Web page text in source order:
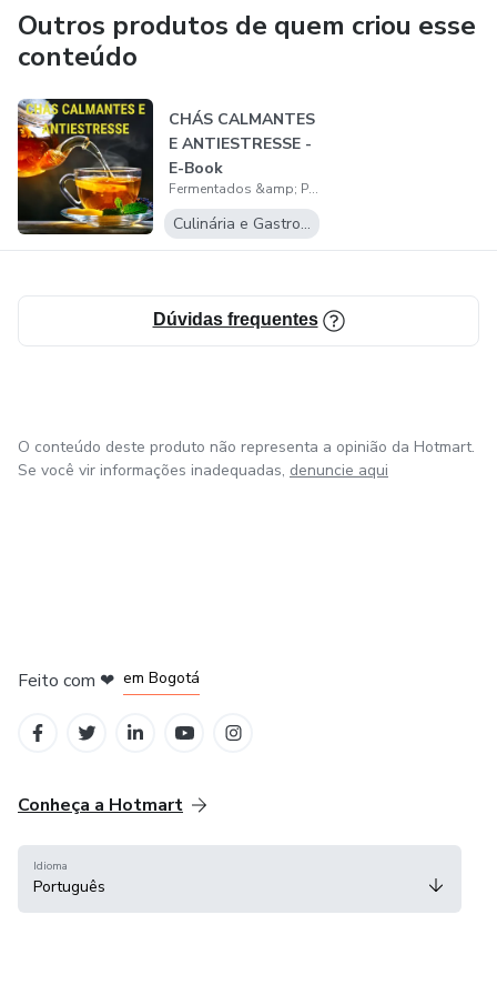
Outros produtos de quem criou esse
conteúdo
CHÁS CALMANTES
E ANTIESTRESSE -
E-Book
Fermentados &amp; Probióticos
Culinária e Gastronomia
Dúvidas frequentes
O conteúdo deste produto não representa a opinião da Hotmart.
Se você vir informações inadequadas, denuncie aqui
Feito com ❤ em Bogotá
Conheça a Hotmart
Idioma
Português